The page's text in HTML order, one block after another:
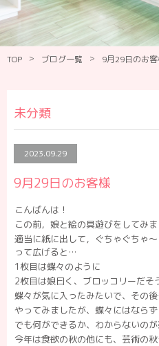
TOP > ブログ一覧 > 9月29日のお
未分類
2023.09.29
9月29日のお客様
こんばんは！
この前，娘と絵の具遊びをしてみ
適当に紙に出して，ぐちゃぐちゃ
って広げると …
1枚目は蝶々のように
2枚目は娘曰く、ブロッコリーだそ
蝶々が気に入ったみたいで、その
やってみましたが、蝶々にはならず
でも何ができるか、わからないの
今年は食欲の秋の他にも、 芸術の